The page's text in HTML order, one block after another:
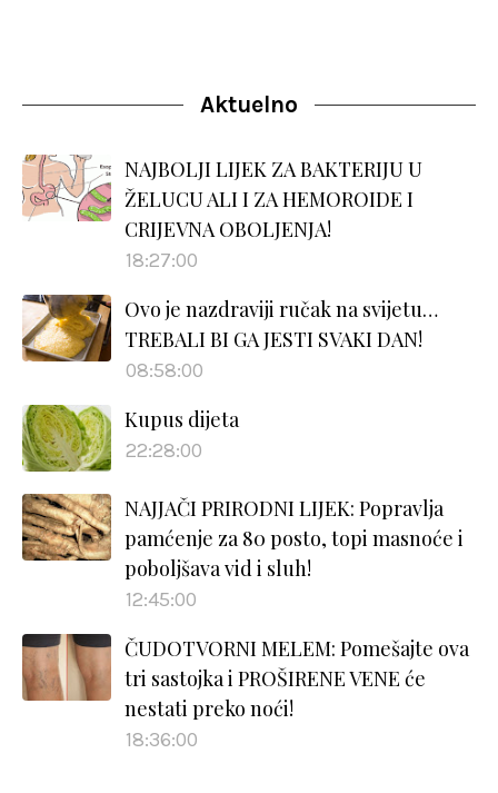
Aktuelno
NAJBOLJI LIJEK ZA BAKTERIJU U
ŽELUCU ALI I ZA HEMOROIDE I
CRIJEVNA OBOLJENJA!
18:27:00
Ovo je nazdraviji ručak na svijetu…
TREBALI BI GA JESTI SVAKI DAN!
08:58:00
Kupus dijeta
22:28:00
NAJJAČI PRIRODNI LIJEK: Popravlja
pamćenje za 80 posto, topi masnoće i
poboljšava vid i sluh!
12:45:00
ČUDOTVORNI MELEM: Pomešajte ova
tri sastojka i PROŠIRENE VENE će
nestati preko noći!
18:36:00